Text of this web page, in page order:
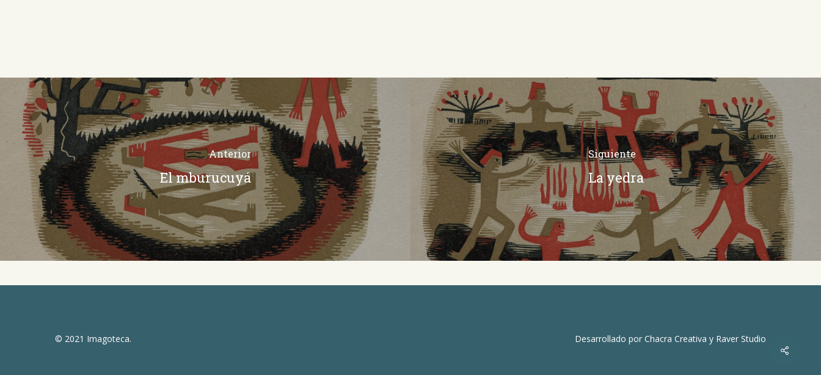
Anterior
El mburucuyá
Siguiente
La yedra
© 2021 Imagoteca. Desarrollado por Chacra Creativa y Raver Studio